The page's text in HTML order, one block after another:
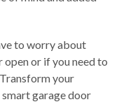
to worry about
or if you need to
your
garage door